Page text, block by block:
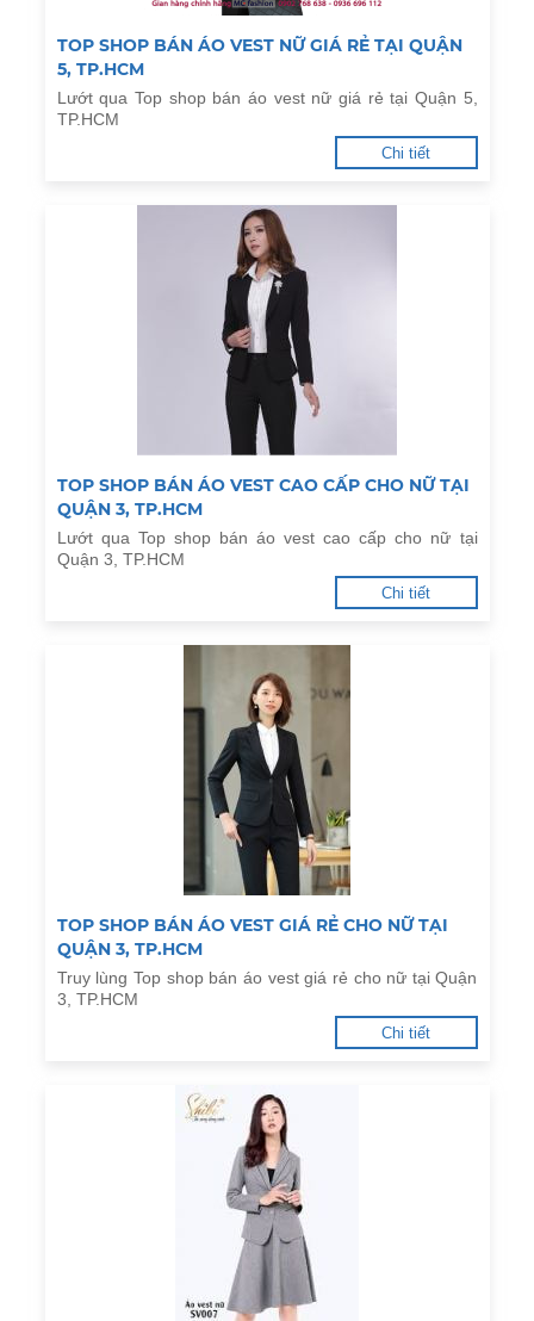
TOP SHOP BÁN ÁO VEST NỮ GIÁ RẺ TẠI QUẬN
5, TP.HCM
Lướt qua Top shop bán áo vest nữ giá rẻ tại Quận 5,
TP.HCM
Chi tiết
TOP SHOP BÁN ÁO VEST CAO CẤP CHO NỮ TẠI
QUẬN 3, TP.HCM
Lướt qua Top shop bán áo vest cao cấp cho nữ tại
Quận 3, TP.HCM
Chi tiết
TOP SHOP BÁN ÁO VEST GIÁ RẺ CHO NỮ TẠI
QUẬN 3, TP.HCM
Truy lùng Top shop bán áo vest giá rẻ cho nữ tại Quận
3, TP.HCM
Chi tiết